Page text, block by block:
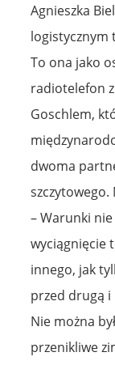
Agnieszka
logistycznym
To ona jako
radiotelefon
Goschlem,
dwoma
szczytowego.
– Warunki
wyciągnięcie
innego, jak
przed drugą i
Nie można
przenikliwe